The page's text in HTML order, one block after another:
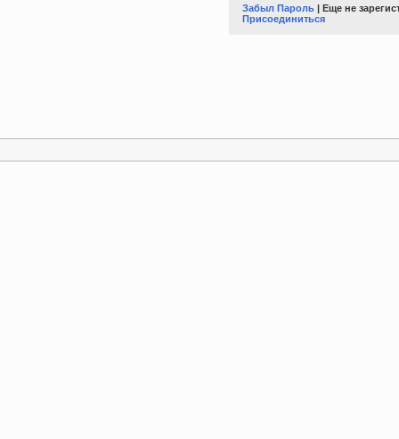
Забыл Пароль | Еще не
Присоединиться